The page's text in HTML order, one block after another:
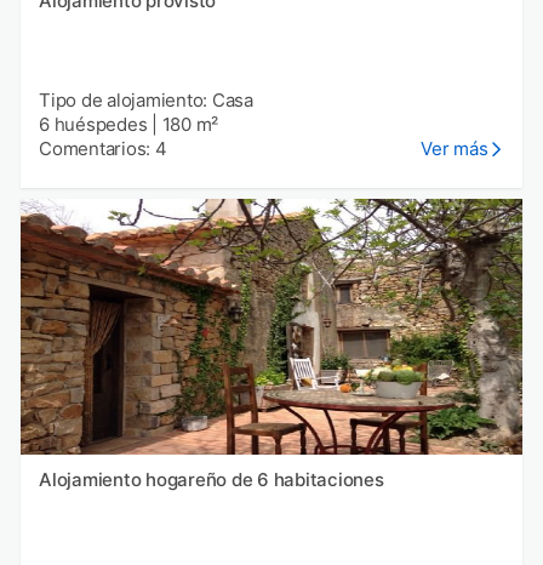
Tipo de alojamiento: Casa
6 huéspedes
180 m²
Comentarios: 4
Ver más
Alojamiento hogareño de 6 habitaciones